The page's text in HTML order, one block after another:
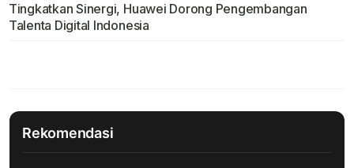
Tingkatkan Sinergi, Huawei Dorong Pengembangan
Talenta Digital Indonesia
Rekomendasi